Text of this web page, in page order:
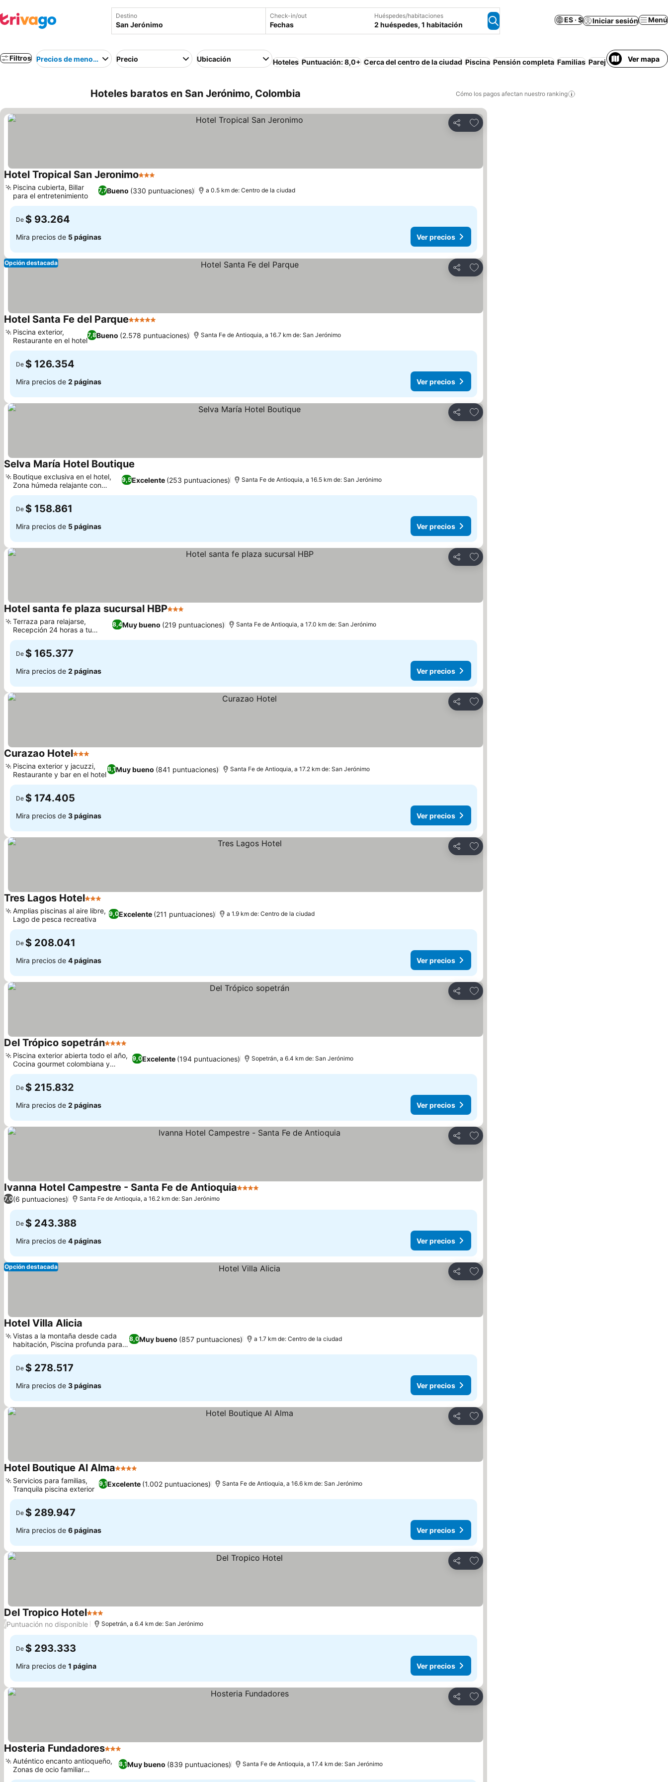
Destino Check-in/out
Fechas
Huéspedes/habitaciones
2 huéspedes, 1 habitación
ES · $ Iniciar sesión Menú
Filtros Precios de menor a mayorPrecio Ubicación Hoteles Puntuación: 8,0+ Cerca del centro de la ciudad Piscina Pensión completa Familias Parejas Media pensión
Ver mapa
Hoteles baratos en San Jerónimo, Colombia Cómo los pagos afectan nuestro ranking
Compartir
Agregar a favoritos
Hotel Tropical San Jeronimo3 Estrellas
7,7Bueno (330 puntuaciones)
Piscina cubierta, Billar
para el entretenimiento
a 0.5 km de: Centro de la ciudad
De $ 93.264
Mira precios de 5 páginas Ver precios
Compartir
Agregar a favoritos
Opción destacada
Hotel Santa Fe del Parque5 Estrellas
7,8Bueno (2.578 puntuaciones)
Piscina exterior,
Restaurante en el hotel
Santa Fe de Antioquia, a 16.7 km de: San Jerónimo
De $ 126.354
Mira precios de 2 páginas Ver precios
Compartir
Agregar a favoritos
Selva María Hotel Boutique
9,5Excelente (253 puntuaciones)
Boutique exclusiva en el hotel,
Zona húmeda relajante con
jacuzzi
Santa Fe de Antioquia, a 16.5 km de: San Jerónimo
De $ 158.861
Mira precios de 5 páginas Ver precios
Compartir
Agregar a favoritos
Hotel santa fe plaza sucursal HBP3 Estrellas
8,4Muy bueno (219 puntuaciones)
Terraza para relajarse,
Recepción 24 horas a tu
disposición
Santa Fe de Antioquia, a 17.0 km de: San Jerónimo
De $ 165.377
Mira precios de 2 páginas Ver precios
Compartir
Agregar a favoritos
Curazao Hotel3 Estrellas
8,1Muy bueno (841 puntuaciones)
Piscina exterior y jacuzzi,
Restaurante y bar en el hotel
Santa Fe de Antioquia, a 17.2 km de: San Jerónimo
De $ 174.405
Mira precios de 3 páginas Ver precios
Compartir
Agregar a favoritos
Tres Lagos Hotel3 Estrellas
9,0Excelente (211 puntuaciones)
Amplias piscinas al aire libre,
Lago de pesca recreativa
a 1.9 km de: Centro de la ciudad
De $ 208.041
Mira precios de 4 páginas Ver precios
Compartir
Agregar a favoritos
Del Trópico sopetrán4 Estrellas
9,0Excelente (194 puntuaciones)
Piscina exterior abierta todo el año,
Cocina gourmet colombiana y
caribeña
Sopetrán, a 6.4 km de: San Jerónimo
De $ 215.832
Mira precios de 2 páginas Ver precios
Compartir
Agregar a favoritos
Ivanna Hotel Campestre - Santa Fe de Antioquia4 Estrellas
7,0(6 puntuaciones) Santa Fe de Antioquia, a 16.2 km de: San Jerónimo
De $ 243.388
Mira precios de 4 páginas Ver precios
Compartir
Agregar a favoritos
Opción destacada
Hotel Villa Alicia
8,0Muy bueno (857 puntuaciones)
Vistas a la montaña desde cada
habitación, Piscina profunda para
adultos
a 1.7 km de: Centro de la ciudad
De $ 278.517
Mira precios de 3 páginas Ver precios
Compartir
Agregar a favoritos
Hotel Boutique Al Alma4 Estrellas
9,1Excelente (1.002 puntuaciones)
Servicios para familias,
Tranquila piscina exterior
Santa Fe de Antioquia, a 16.6 km de: San Jerónimo
De $ 289.947
Mira precios de 6 páginas Ver precios
Compartir
Agregar a favoritos
Del Tropico Hotel3 Estrellas
/Puntuación no disponible Sopetrán, a 6.4 km de: San Jerónimo
De $ 293.333
Mira precios de 1 página Ver precios
Compartir
Agregar a favoritos
Hosteria Fundadores3 Estrellas
8,1Muy bueno (839 puntuaciones)
Auténtico encanto antioqueño,
Zonas de ocio familiar
dedicadas
Santa Fe de Antioquia, a 17.4 km de: San Jerónimo